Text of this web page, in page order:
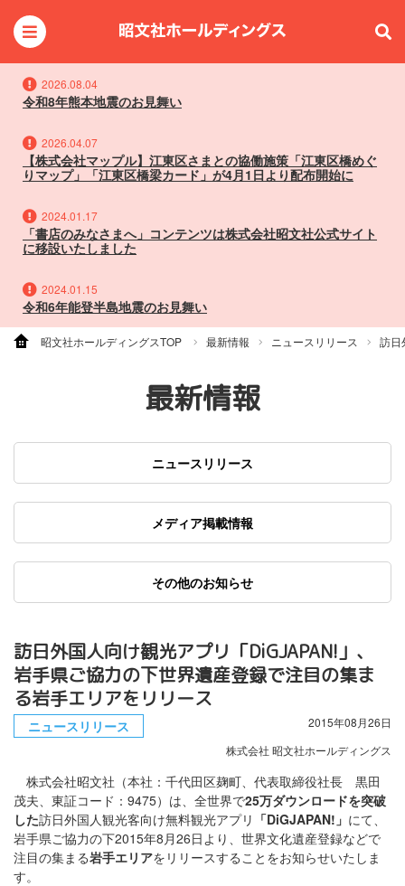
2026.08.04
令和8年熊本地震のお見舞い
2026.04.07
【株式会社マップル】江東区さまとの協働施策「江東区橋めぐ
りマップ」「江東区橋梁カード」が4月1日より配布開始に
2024.01.17
「書店のみなさまへ」コンテンツは株式会社昭文社公式サイト
に移設いたしました
2024.01.15
令和6年能登半島地震のお見舞い
昭文社ホールディングスTOP 最新情報 ニュースリリース 訪日
最新情報
ニュースリリース
メディア掲載情報
その他のお知らせ
訪日外国人向け観光アプリ「DiGJAPAN!」、
岩手県ご協力の下世界遺産登録で注目の集ま
る岩手エリアをリリース
ニュースリリース
2015年08月26日
株式会社 昭文社ホールディングス
株式会社昭文社（本社：千代田区麹町、代表取締役社長 黒田
茂夫、東証コード：9475）は、全世界で25万ダウンロードを突破
した訪日外国人観光客向け無料観光アプリ 「DiGJAPAN!」 にて、
岩手県ご協力の下2015年8月26日より、世界文化遺産登録などで
注目の集まる岩手エリアをリリースすることをお知らせいたしま
す。